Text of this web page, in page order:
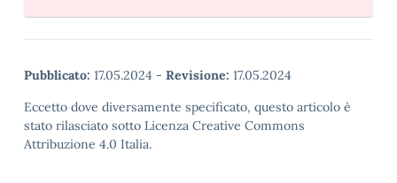
Pubblicato: 17.05.2024 - Revisione: 17.05.2024
Eccetto dove diversamente specificato, questo articolo è
stato rilasciato sotto Licenza Creative Commons
Attribuzione 4.0 Italia.